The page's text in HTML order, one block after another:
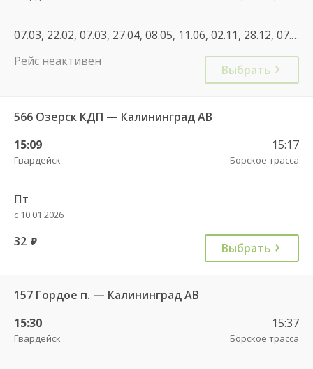
07.03, 22.02, 07.03, 27.04, 08.05, 11.06, 02.11, 28.12, 07.05, 30.04, 11.06, 01.11
Рейс неактивен
Выбрать
566 Озерск КДП — Калининград АВ
15:09
Гвардейск
15:17
Борское трасса
Пт
с 10.01.2026
32 руб. Выбрать
157 Гордое п. — Калининград АВ
15:30
Гвардейск
15:37
Борское трасса